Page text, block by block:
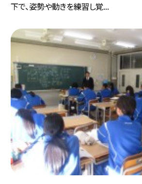
下で、姿勢や動きを練習し覚...